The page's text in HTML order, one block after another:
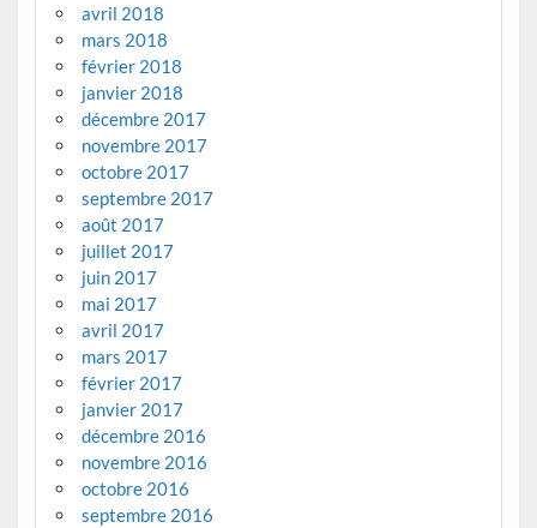
avril 2018
mars 2018
février 2018
janvier 2018
décembre 2017
novembre 2017
octobre 2017
septembre 2017
août 2017
juillet 2017
juin 2017
mai 2017
avril 2017
mars 2017
février 2017
janvier 2017
décembre 2016
novembre 2016
octobre 2016
septembre 2016